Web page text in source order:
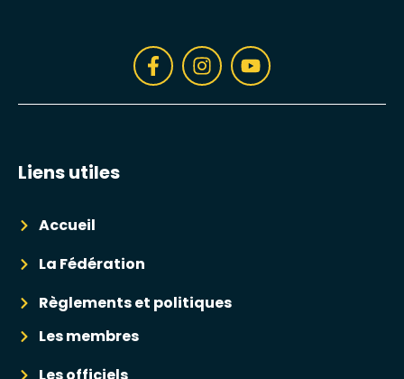
Liens utiles
Accueil
La Fédération
Règlements et politiques
Les membres